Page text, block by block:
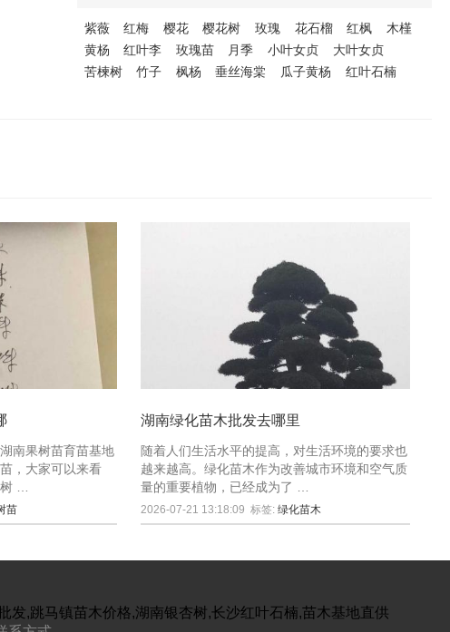
紫薇 红梅 樱花 樱花树 玫瑰 花石榴 红枫
木槿
黄杨
红叶李 玫瑰苗 月季 小叶女贞
大叶女贞
苦楝树
竹子 枫杨 垂丝海棠 瓜子黄杨 红叶石楠
南果树苗育苗基地
，大家可以来看
…
苗
湖南绿化苗木批发去哪里
随着人们生活水平的提高，对生活环境的要求也
越来越高。绿化苗木作为改善城市环境和空气质
量的重要植物，已经成为了 …
2026-07-21 13:18:09 标签:绿化苗木
,跳马镇苗木价格,湖南银杏树,长沙红叶石楠,苗木基地直供